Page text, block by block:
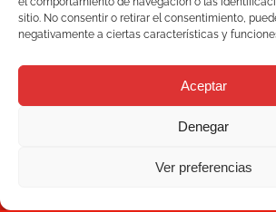
sitio. No consentir o retirar el consentimiento,
negativamente a ciertas características y
Aceptar
Denegar
Ver preferencias
C/ Joan Monpeó, 31 -37
mecesa@mecesa.com